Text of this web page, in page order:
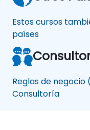
Estos cursos
países
Reglas de negocio
Consultoría